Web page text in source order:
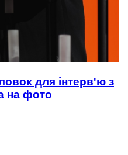
для інтерв'ю з
на фото